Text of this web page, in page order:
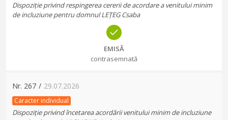
Dispoziție privind respingerea cererii de acordare a venitului minim
de incluziune pentru domnul LEȚEG Csaba
EMISĂ
contrasemnată
Nr. 267 / 29.07.2026
Caracter individual
Dispoziție privind încetarea acordării venitului minim de incluziune